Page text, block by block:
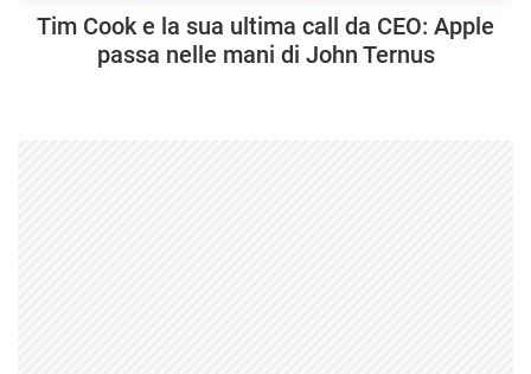
Tim Cook e la sua ultima call da CEO: Apple
passa nelle mani di John Ternus